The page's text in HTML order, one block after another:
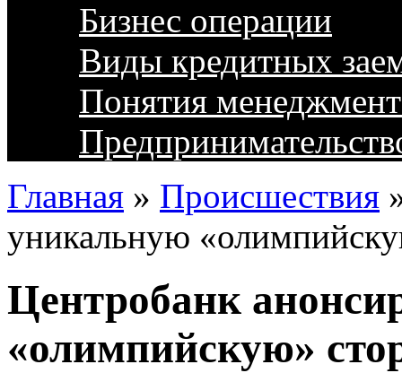
Бизнес операции
Виды кредитных
Понятия
Главная » Происшествия
уникальную
Центробанк
«олимпийскую»